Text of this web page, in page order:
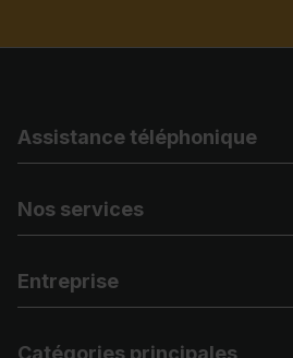
Assistance téléphonique
Nos services
Entreprise
Catégories principales